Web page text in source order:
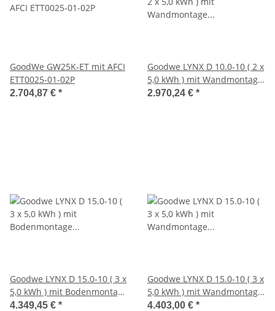
GoodWe GW25K-ET mit AFCI
ETT0025-01-02P
2.704,87 € *
Goodwe LYNX D 10.0-10 ( 2 x
5,0 kWh ) mit Wandmontage
(ACS0022-00-00P)
2.970,24 € *
Goodwe LYNX D 15.0-10 ( 3 x
5,0 kWh ) mit Bodenmontage
(SIB0724-00-00P)
4.349,45 € *
Goodwe LYNX D 15.0-10 ( 3 x
5,0 kWh ) mit Wandmontage
(ACS0022-00-00P)
4.403,00 € *